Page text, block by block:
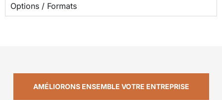
Options / Formats
AMÉLIORONS ENSEMBLE VOTRE ENTREPRISE